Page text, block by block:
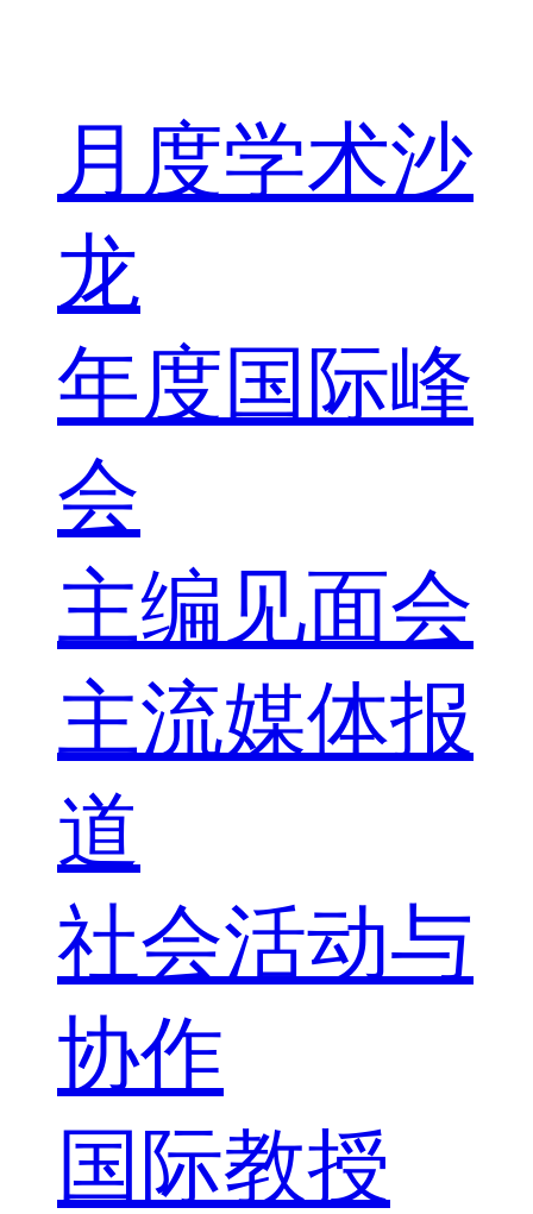
月度学术沙
龙
年度国际峰
会
主编见面会
主流媒体报
道
社会活动与
协作
国际教授